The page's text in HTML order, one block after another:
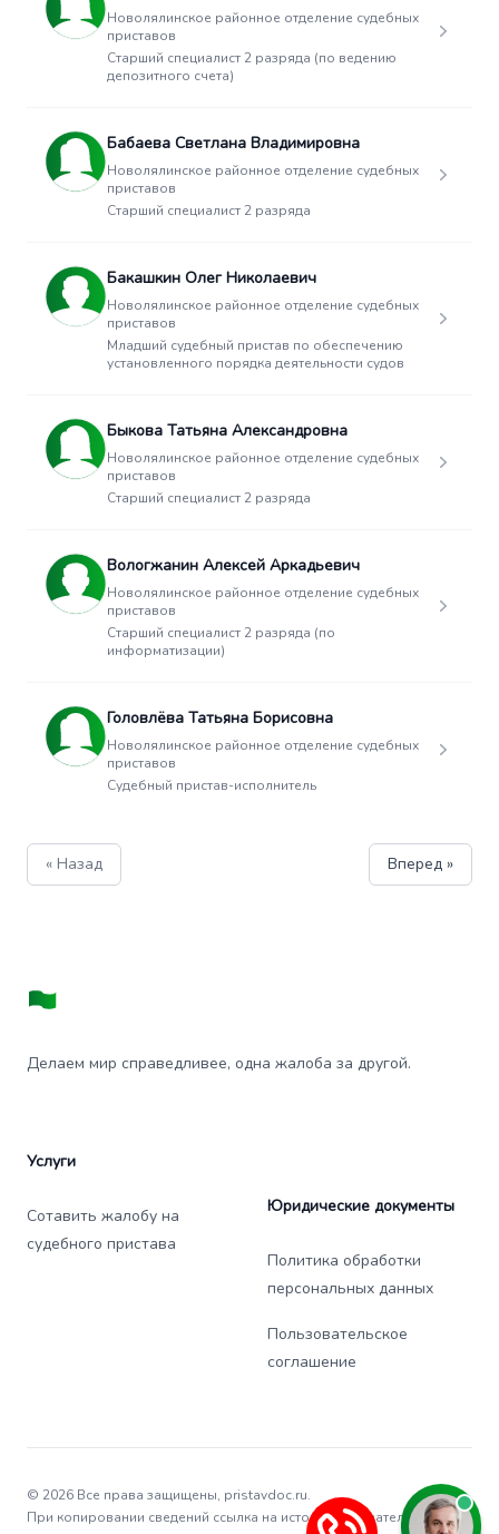
Новолялинское районное отделение судебных
приставов
Старший специалист 2 разряда (по ведению
депозитного счета)
Бабаева Светлана Владимировна
Новолялинское районное отделение судебных
приставов
Старший специалист 2 разряда
Бакашкин Олег Николаевич
Новолялинское районное отделение судебных
приставов
Младший судебный пристав по обеспечению
установленного порядка деятельности судов
Быкова Татьяна Александровна
Новолялинское районное отделение судебных
приставов
Старший специалист 2 разряда
Вологжанин Алексей Аркадьевич
Новолялинское районное отделение судебных
приставов
Старший специалист 2 разряда (по
информатизации)
Головлёва Татьяна Борисовна
Новолялинское районное отделение судебных
приставов
Судебный пристав-исполнитель
« Назад Вперед »
Делаем мир справедливее, одна жалоба за другой.
Услуги
Сотавить жалобу на
судебного пристава
Юридические документы
Политика обработки
персональных данных
Пользовательское
соглашение
© 2026 Все права защищены, pristavdoc.ru.
При копировании сведений ссылка на источник обязательна.